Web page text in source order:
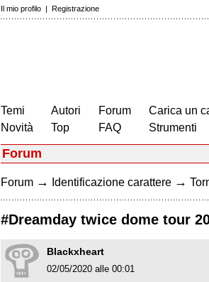
Il mio profilo | Registrazione
Temi
Novità
Autori
Top
Forum
FAQ
Carica un
Strumenti
Forum
Forum → Identificazione carattere →
#Dreamday twice dome tour
Blackxheart
02/05/2020 alle 00:01